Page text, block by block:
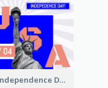
US Independence Day Instagram Post